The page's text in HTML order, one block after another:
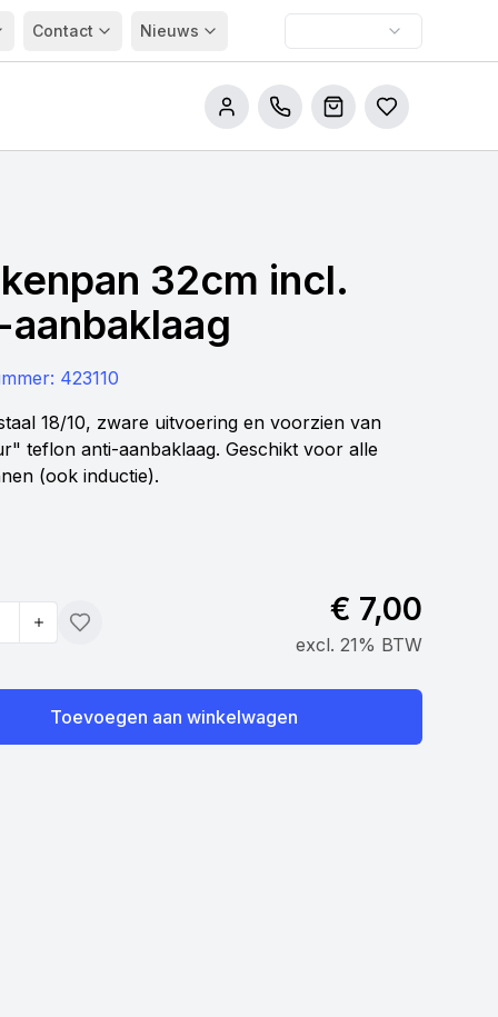
Contact Nieuws
Bel onsWinkelwagen
Bestellijsten
32cm incl.
423110
18/10, zware uitvoering en voorzien van
teflon anti-aanbaklaag. Geschikt voor alle
(ook inductie).
Toevoegen
€ 7,00
excl. 21% BTW
Toevoegen aan winkelwagen